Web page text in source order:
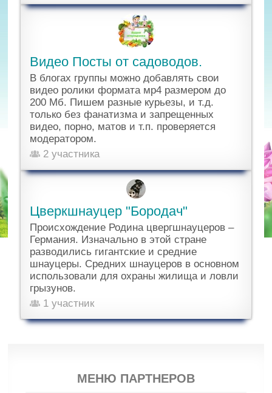
Видео Посты от садоводов.
В блогах группы можно добавлять свои
видео ролики формата мр4 размером до
200 Мб. Пишем разные курьезы, и т.д.
только без фанатизма и запрещенных
видео, порно, матов и т.п. проверяется
модератором.
2 участника
Цверкшнауцер "Бородач"
Происхождение Родина цвергшнауцеров –
Германия. Изначально в этой стране
разводились гигантские и средние
шнауцеры. Средних шнауцеров в основном
использовали для охраны жилища и ловли
грызунов.
1 участник
МЕНЮ ПАРТНЕРОВ